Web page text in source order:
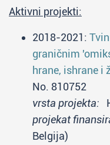
Aktivni projekti:
2018-2021:
graničnim
hrane, ishrane i
No. 810752
vrsta projekta:
projekat
Belgija)